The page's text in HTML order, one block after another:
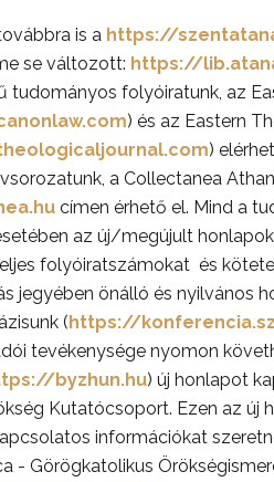
is a https://
se változott: https://
tudományos folyóiratunk, az
) és az Eastern
)
a Collectanea
címen érhető el. Mind a
az új/megújult
folyóiratszámokat és
jegyében önálló és nyilvános
(https://
tevékenysége nyomon
byzhun.hu) új honlapot
Kutatócsoport. Ezen az
információkat
- Görögkatolikus